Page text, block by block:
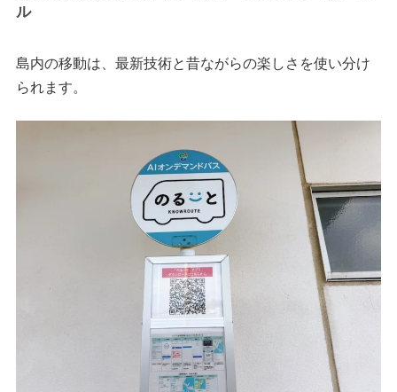
ル
島内の移動は、最新技術と昔ながらの楽しさを使い分け
られます。